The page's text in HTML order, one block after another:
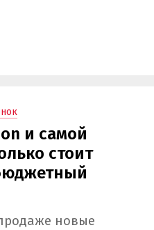
и самой
стоит
новые